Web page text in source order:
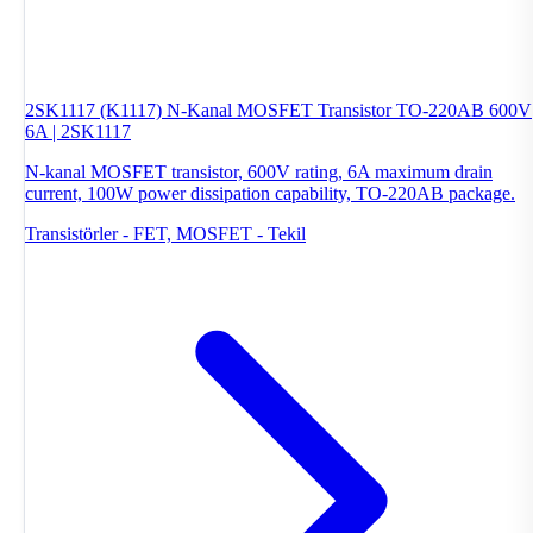
2SK1117 (K1117) N-Kanal MOSFET Transistor TO-220AB 600V
6A | 2SK1117
N-kanal MOSFET transistor, 600V rating, 6A maximum drain
current, 100W power dissipation capability, TO-220AB package.
Transistörler - FET, MOSFET - Tekil